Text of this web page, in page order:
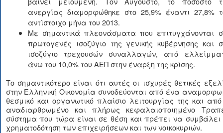
ανεργίας διαμορφώθηκε στο 25,9% έναντι 27,8%
αντίστοιχο μήνα του 2013.
Με σημαντικά πλεονάσματα που επιτυγχάνονται
πρωτογενές ισοζύγιο της γενικής κυβέρνησης και
ισοζύγιο τρεχουσών συναλλαγών, από
άνω του 10,0% του ΑΕΠ στην έναρξη της κρίσης.
Το σημαντικότερο είναι ότι αυτές οι ισχυρές θετικές
στην Ελληνική Οικονομία συνοδεύονται από ένα
θεσμικό και οργανωτικό πλαίσιο λειτουργίας της και
αναδιαρθρωμένο και πλήρως κεφαλαιοποιημένο
σύστημα που τώρα είναι σε θέση και πρέπει να συμβάλει
χρηματοδότηση των επιχειρήσεων και των νοικοκυριών.